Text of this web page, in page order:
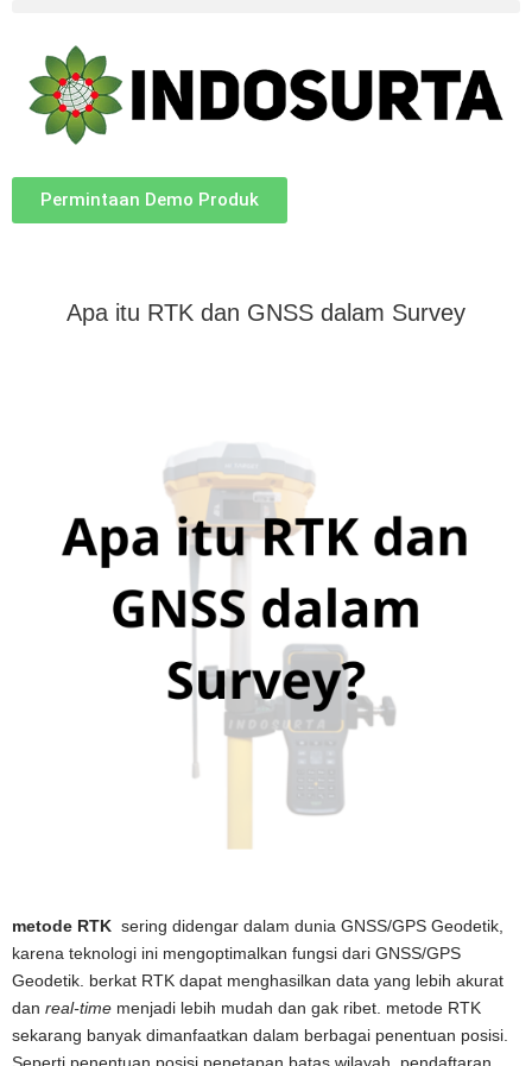
Permintaan Demo Produk
Apa itu RTK dan GNSS dalam Survey
metode RTK sering didengar dalam dunia GNSS/GPS Geodetik,
karena teknologi ini mengoptimalkan fungsi dari GNSS/GPS
Geodetik. berkat RTK dapat menghasilkan data yang lebih akurat
dan real-time menjadi lebih mudah dan gak ribet. metode RTK
sekarang banyak dimanfaatkan dalam berbagai penentuan posisi.